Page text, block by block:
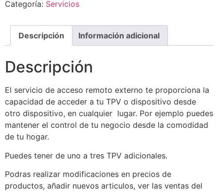
Categoría: Servicios
Descripción Información adicional
Descripción
El servicio de acceso remoto externo te proporciona la
capacidad de acceder a tu TPV o dispositivo desde
otro dispositivo, en cualquier lugar. Por ejemplo puedes
mantener el control de tu negocio desde la comodidad
de tu hogar.
Puedes tener de uno a tres TPV adicionales.
Podras realizar modificaciones en precios de
productos, añadir nuevos articulos, ver las ventas del